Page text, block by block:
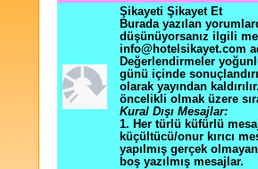
Şikayeti Şikayet Et
Burada yazılan
düşünüyorsanız ilgili
info@hotelsikayet.com
Değerlendirmeler
günü içinde
olarak yayından
öncelikli olmak üzere
Kural Dışı Mesajlar:
1. Her türlü küfürlü
küçültücü/onur kırıcı
yapılmış gerçek
boş yazılmış mesajlar.